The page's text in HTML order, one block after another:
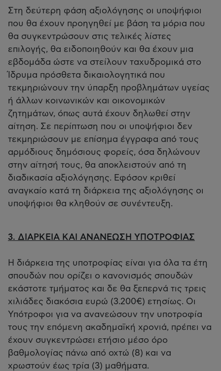
Στη δεύτερη φάση αξιολόγησης οι υποψήφιοι
που θα έχουν προηγηθεί με βάση τα μόρια που
θα συγκεντρώσουν στις τελικές λίστες
επιλογής, θα ειδοποιηθούν και θα έχουν μια
εβδομάδα ώστε να στείλουν ταχυδρομικά στο
Ίδρυμα πρόσθετα δικαιολογητικά που
τεκμηριώνουν την ύπαρξη προβλημάτων υγείας
ή άλλων κοινωνικών και οικονομικών
ζητημάτων, όπως αυτά έχουν δηλωθεί στην
αίτηση. Σε περίπτωση που οι υποψήφιοι δεν
τεκμηριώσουν με επίσημα έγγραφα από τους
αρμόδιους δημόσιους φορείς, όσα δηλώνουν
στην αίτησή τους, θα αποκλειστούν από τη
διαδικασία αξιολόγησης. Εφόσον κριθεί
αναγκαίο κατά τη διάρκεια της αξιολόγησης οι
υποψήφιοι θα κληθούν σε συνέντευξη.
3. ΔΙΑΡΚΕΙΑ ΚΑΙ ΑΝΑΝΕΩΣΗ ΥΠΟΤΡΟΦΙΑΣ
Η διάρκεια της υποτροφίας είναι για όλα τα έτη
σπουδών που ορίζει ο κανονισμός σπουδών
εκάστοτε τμήματος και δε θα ξεπερνά τις τρεις
χιλιάδες διακόσια ευρώ (3.200€) ετησίως. Οι
Υπότροφοι για να ανανεώσουν την υποτροφία
τους την επόμενη ακαδημαϊκή χρονιά, πρέπει να
έχουν συγκεντρώσει ετήσιο μέσο όρο
βαθμολογίας πάνω από οχτώ (8) και να
χρωστούν έως τρία (3) μαθήματα.